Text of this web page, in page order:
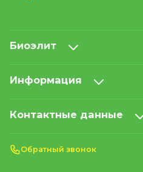
Биоэлит
Информация
Контактные данные
Обратный звонок